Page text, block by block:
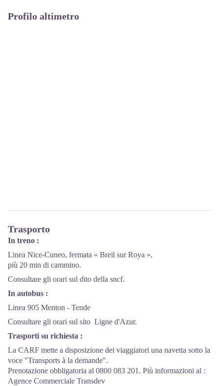
Profilo altimetro
Trasporto
In treno :
Linea Nice-Cuneo, fermata « Breil sur Roya »,
più 20 min di cammino.
Consultare gli orari sul dito della sncf.
In autobus :
Linea 905 Menton - Tende
Consultare gli orari sul sito Ligne d'Azur.
Trasporti su richiesta :
La CARF mette a disposizione dei viaggiatori una navetta sotto la
voce "Transports à la demande".
Prenotazione obbligatoria al 0800 083 201. Più informazioni al :
Agence Commerciale Transdev